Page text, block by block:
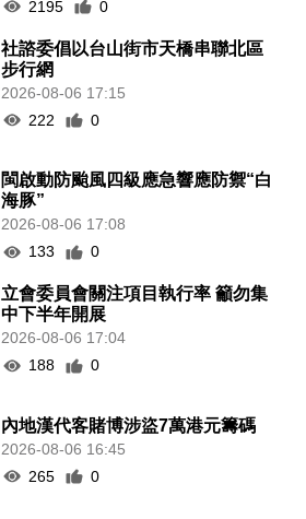
2195 0
社諮委倡以台山街市天橋串聯北區
步行網
2026-08-06 17:15
222
0
閩啟動防颱風四級應急響應防禦“白
海豚”
2026-08-06 17:08
133
0
立會委員會關注項目執行率 籲勿集
中下半年開展
2026-08-06 17:04
188
0
內地漢代客賭博涉盜7萬港元籌碼
2026-08-06 16:45
265
0